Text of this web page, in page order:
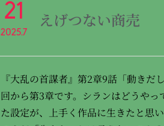
21
2025.7
えげつない商売
『大乱の首謀者』第2章9話「動きだ
回から第3章です。シランはどうや
た設定が、上手く作品に生きたと思